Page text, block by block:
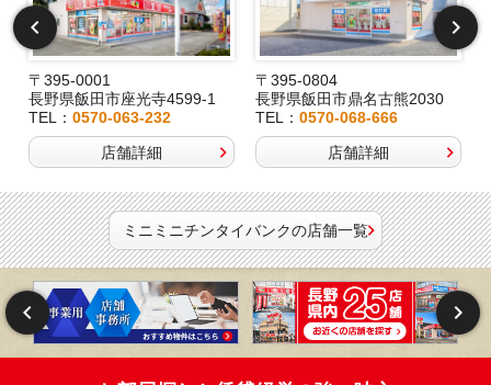
〒395-0001
長野県飯田市座光寺4599-1
TEL： 0570-063-232
店舗詳細
〒395-0804
長野県飯田市鼎名古熊2030
TEL：0570-068-666
店舗詳細
ミニミニチンタイバンクの店舗一覧